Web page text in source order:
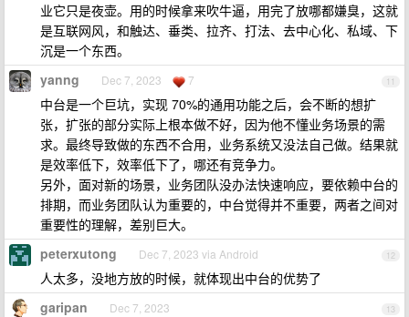
业它只是夜壶。用的时候拿来吹牛逼，用完了放哪都嫌臭，这就
是互联网风，和触达、垂类、拉齐、打法、去中心化、私域、下
沉是一个东西。
11
yanng Dec 7, 2023 7
中台是一个巨坑，实现 70%的通用功能之后，会不断的想扩
张，扩张的部分实际上根本做不好，因为他不懂业务场景的需
求。最终导致做的东西不合用，业务系统又没法自己做。结果就
是效率低下，效率低下了，哪还有竞争力。
另外，面对新的场景，业务团队没办法快速响应，要依赖中台的
排期，而业务团队认为重要的，中台觉得并不重要，两者之间对
重要性的理解，差别巨大。
12
peterxutong Dec 7, 2023 via Android
人太多，没地方放的时候，就体现出中台的优势了
13
garipan Dec 7, 2023